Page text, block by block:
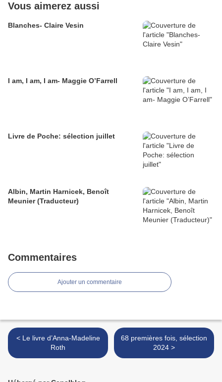
Vous aimerez aussi
Blanches- Claire Vesin
I am, I am, I am- Maggie O’Farrell
Livre de Poche: sélection juillet
Albin, Martin Harnicek, Benoît
Meunier (Traducteur)
Commentaires
Ajouter un commentaire
< Le livre d’Anna-Madeline
Roth
68 premières fois, sélection
2024 >